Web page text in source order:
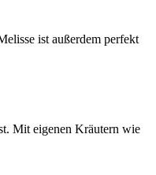
ist außerdem perfekt
Mit eigenen Kräutern wie